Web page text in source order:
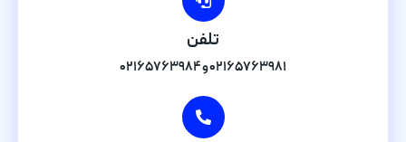
تلفن
۰۲۱۶۵۷۶۳۹۸۱ و ۰۲۱۶۵۷۶۳۹۸۴